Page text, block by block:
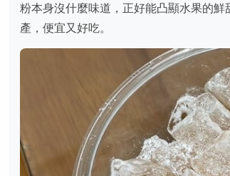
粉本身沒什麼味道，正好能凸顯水果的
產，便宜又好吃。